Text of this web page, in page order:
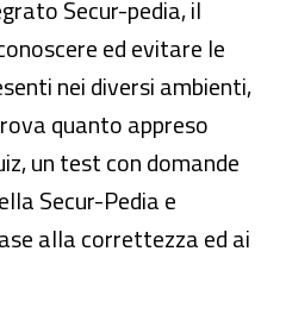
Secur-pedia, il
ed evitare le
nei diversi ambienti,
quanto appreso
un test con domande
Secur-Pedia e
alla correttezza ed ai